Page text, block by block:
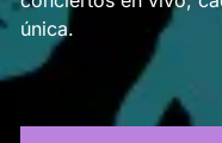
única.